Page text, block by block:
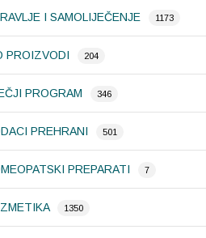
I SAMOLIJEČENJE 1173
PROIZVODI 204
PROGRAM 346
PREHRANI 501
PREPARATI 7
1350